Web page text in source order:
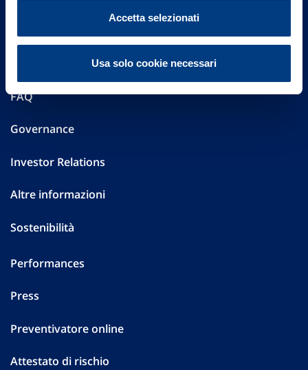
Accetta selezionati
Usa solo cookie necessari
Vittoria Assicurazioni S.p.A.
20149 Milano
Part. IVA 01329510158
FAQ
Governance
Investor Relations
Altre informazioni
Sostenibilità
Performances
Press
Preventivatore online
Attestato di rischio